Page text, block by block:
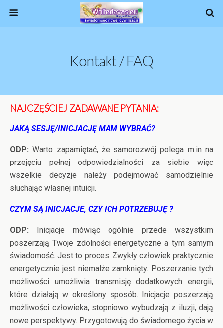
Kontakt / FAQ
NAJCZĘŚCIEJ ZADAWANE PYTANIA:
JAKĄ SESJĘ/INICJACJĘ MAM WYBRAĆ?
ODP: Warto zapamiętać, że samorozwój polega m.in na
przejęciu pełnej odpowiedzialności za siebie więc
wszelkie decyzje należy podejmować samodzielnie
słuchając własnej intuicji.
CZYM SĄ INICJACJE, CZY ICH POTRZEBUJĘ ?
ODP: Inicjacje mówiąc ogólnie przede wszystkim
poszerzają Twoje zdolności energetyczne a tym samym
świadomość. Jest to proces. Zwykły człowiek praktycznie
energetycznie jest niemalże zamknięty. Poszerzanie tych
możliwości umożliwia transmisję dodatkowych energii,
które działają w określony sposób. Inicjacje poszerzają
możliwości człowieka, stopniowo wybudzają z iluzji, dają
nowe perspektywy. Przygotowują do świadomego życia w